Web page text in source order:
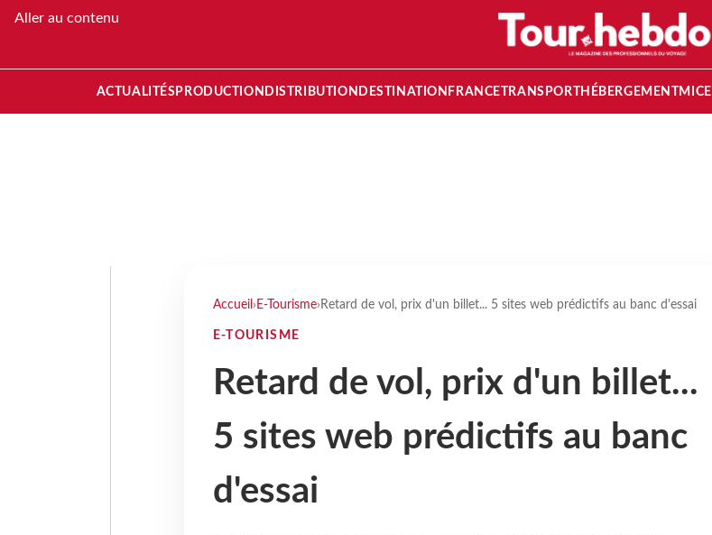
Aller au contenu
ACTUALITÉS PRODUCTION DISTRIBUTION DESTINATION FRANCETRANSPORT HÉBERGEMENTMICE
Accueil › E-Tourisme› Retard de vol, prix d'un billet... 5 sites web prédictifs au banc d'essai
E-TOURISME
Retard de vol, prix d'un billet...
5 sites web prédictifs au banc
d'essai